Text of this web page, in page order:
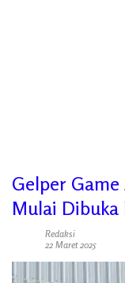
Gelper Game
Mulai Dibuka
Redaksi
22 Maret 2025